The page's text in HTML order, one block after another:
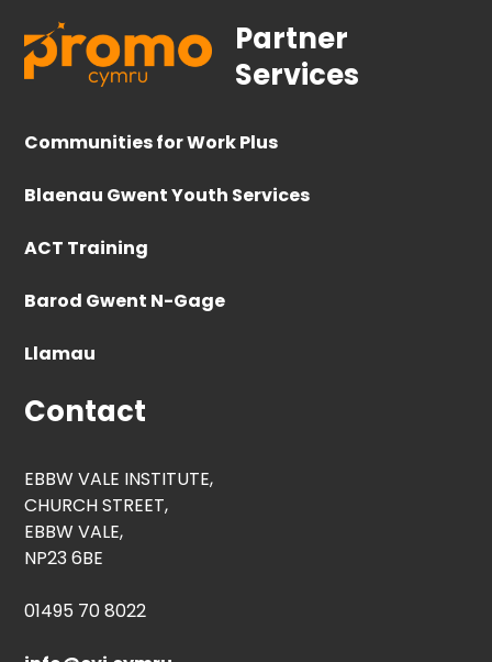
Partner
Services
Communities for Work Plus
Blaenau Gwent Youth Services
ACT Training
Barod Gwent N-Gage
Llamau
Contact
EBBW VALE INSTITUTE,
CHURCH STREET,
EBBW VALE,
NP23 6BE
01495 70 8022